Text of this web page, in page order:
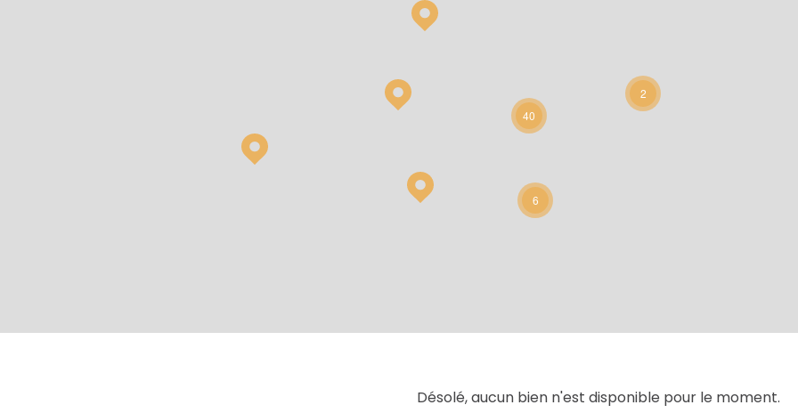
2
6
40
Désolé, aucun bien n'est disponible pour le moment.